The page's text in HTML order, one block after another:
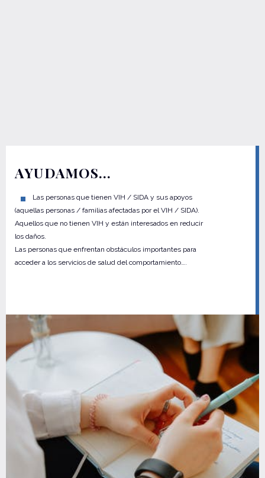
AYUDAMOS…
Las personas que tienen VIH / SIDA y sus apoyos
(aquellas personas / familias afectadas por el VIH / SIDA).
Aquellos que no tienen VIH y están interesados en reducir
los daños.
Las personas que enfrentan obstáculos importantes para
acceder a los servicios de salud del comportamiento….